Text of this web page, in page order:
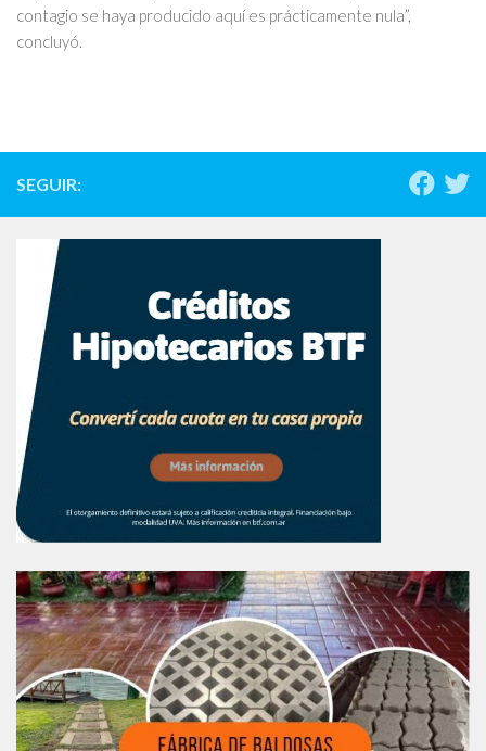
contagio se haya producido aquí es prácticamente nula”,
concluyó.
SEGUIR: